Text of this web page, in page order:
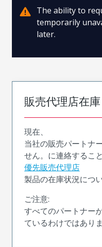
The ability to
temporarily
later.
販売代理店在庫
現在、
当社の販売パートナ
せん。に連絡するこ
優先販売代理店
製品の在庫状況につ
ご注意:
すべてのパートナー
ているわけではありま